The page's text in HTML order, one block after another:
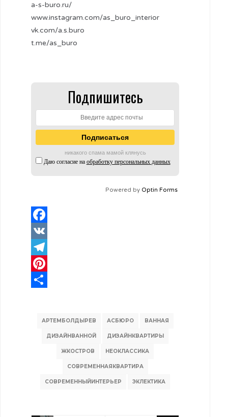
a-s-buro.ru/
www.instagram.com/as_buro_interior
vk.com/a.s.buro
t.me/as_buro
Подпишитесь
никакого спама мамой клянусь
Даю согласие на обработку персональных данных
Powered by Optin Forms
Facebook
VK
Telegram
Pinterest
АРТЕМБОЛДЫРЕВ АСБЮРО ВАННАЯ
ДИЗАЙНВАННОЙ ДИЗАЙНКВАРТИРЫ
ЖКОСТРОВ НЕОКЛАССИКА
СОВРЕМЕННАЯКВАРТИРА
СОВРЕМЕННЫЙИНТЕРЬЕР ЭКЛЕКТИКА